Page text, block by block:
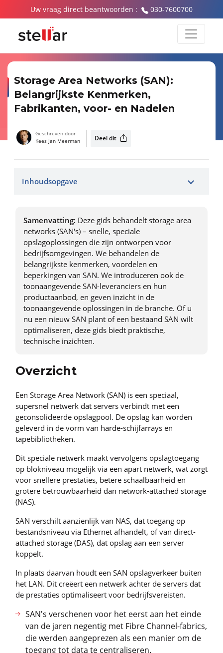
Uw vraag direct beantwoorden : 030-7600700
Storage Area Networks (SAN):
Belangrijkste Kenmerken,
Fabrikanten, voor- en Nadelen
Geschreven door
Kees Jan Meerman
Deel dit
Inhoudsopgave
Samenvatting: Deze gids behandelt storage area
networks (SAN's) – snelle, speciale
opslagoplossingen die zijn ontworpen voor
bedrijfsomgevingen. We behandelen de
belangrijkste kenmerken, voordelen en
beperkingen van SAN. We introduceren ook de
toonaangevende SAN-leveranciers en hun
productaanbod, en geven inzicht in de
toonaangevende oplossingen in de branche. Of u
nu een nieuw SAN plant of een bestaand SAN wilt
optimaliseren, deze gids biedt praktische,
technische inzichten.
Overzicht
Een Storage Area Network (SAN) is een speciaal,
supersnel netwerk dat servers verbindt met een
geconsolideerde opslagpool. De opslag kan worden
geleverd in de vorm van harde-schijfarrays en
tapebibliotheken.
Dit speciale netwerk maakt vervolgens opslagtoegang
op blokniveau mogelijk via een apart netwerk, wat zorgt
voor snellere prestaties, betere schaalbaarheid en
grotere betrouwbaarheid dan network-attached storage
(NAS).
SAN verschilt aanzienlijk van NAS, dat toegang op
bestandsniveau via Ethernet afhandelt, of van direct-
attached storage (DAS), dat opslag aan een server
koppelt.
In plaats daarvan houdt een SAN opslagverkeer buiten
het LAN. Dit creëert een netwerk achter de servers dat
de prestaties optimaliseert voor bedrijfsvereisten.
SAN's verschenen voor het eerst aan het einde
van de jaren negentig met Fibre Channel-fabrics,
die werden aangeprezen als een manier om de
toegang tot data te centraliseren.